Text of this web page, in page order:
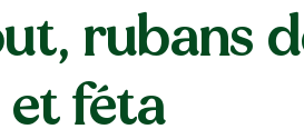
rubans
féta